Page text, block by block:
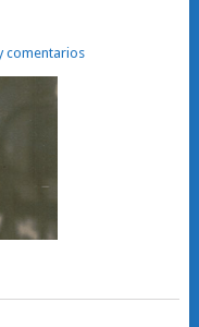
comentarios